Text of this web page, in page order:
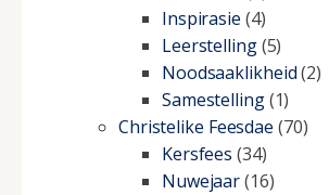
Inspirasie (4)
Leerstelling(5)
Noodsaaklikheid(2)
Samestelling(1)
Christelike Feesdae (70)
Kersfees (34)
Nuwejaar(16)